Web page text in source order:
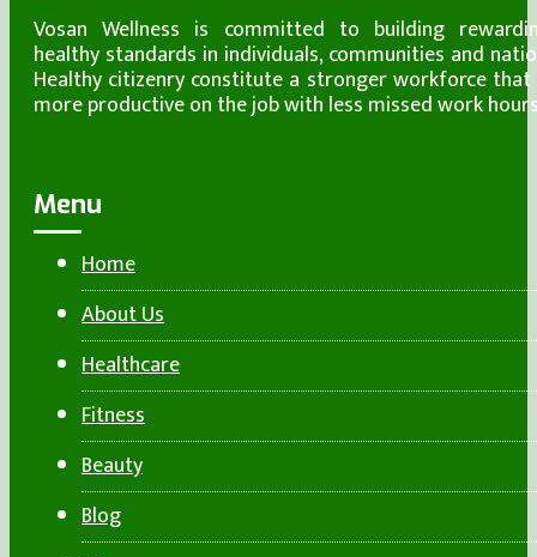
Vosan Wellness is committed to building
healthy standards in individuals, communities and
Healthy citizenry constitute a stronger workforce that
more productive on the job with less missed work
Menu
Home
About Us
Healthcare
Fitness
Beauty
Blog